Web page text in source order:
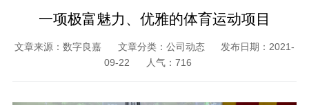
一项极富魅力、优雅的体育运动项目
文章来源：数字良嘉 文章分类：公司动态
发布日期：2021-
09-22
人气： 716